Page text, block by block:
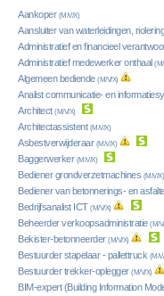
Aankoper (M/V/X)
Aansluiter van waterleidingen,
Administratief en financieel
Administratief medewerker onthaal (M/
Algemeen bediende (M/V/X)
Analist communicatie- en
Architect (M/V/X)
Architectassistent (M/V/X)
Asbestverwijderaar (M/V/X)
Baggerwerker (M/V/X)
Bediener grondverzetmachines (M/V/X)
Bediener van betonnerings- en
Bedrijfsanalist ICT (M/V/X)
Beheerder verkoopsadministratie (M/
Bekister-betonneerder (M/V/X)
Bestuurder stapelaar - pallettruck (M/
Bestuurder trekker-oplegger (M/V/X)
BIM-expert (Building Information